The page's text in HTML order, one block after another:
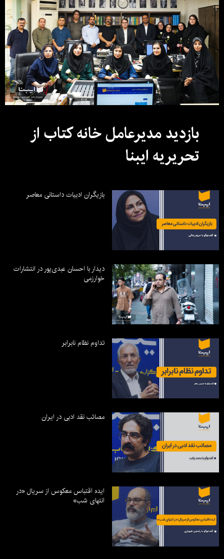
بازدید مدیرعامل خانه کتاب از
تحریریه ایبنا
بازیگران ادبیات داستانی معاصر
دیدار با احسان عبدی‌پور در انتشارات
خوارزمی
تداوم نظام نابرابر
مصائب نقد ادبی در ایران
ایده اقتباس معکوس از سریال «در
انتهای شب»